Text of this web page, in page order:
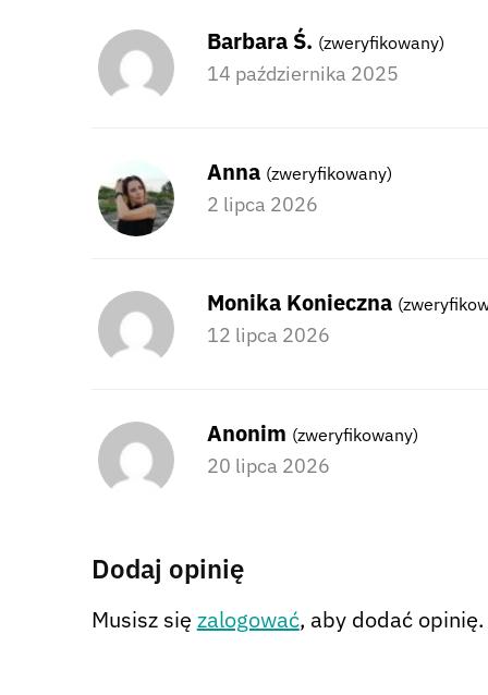
Barbara Ś. (zweryfikowany)
14 października 2025
Anna (zweryfikowany)
2 lipca 2026
Monika Konieczna
12 lipca 2026
Anonim (zweryfikowany)
20 lipca 2026
Dodaj opinię
Musisz się zalogować, aby dodać opinię.